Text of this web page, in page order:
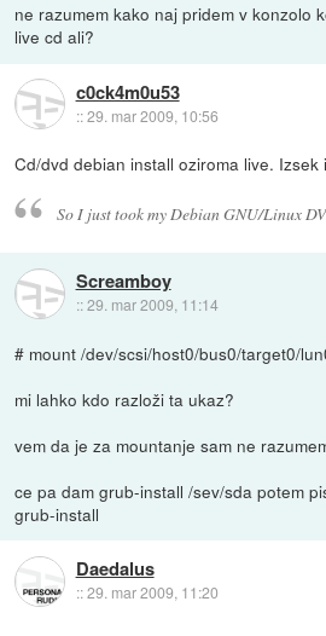
ne razumem kako naj pridem v konzolo
live cd ali?
c0ck4m0u53
::29. mar 2009, 10:56
Cd/dvd debian install oziroma live. Izsek
So I just took my Debian GNU/Linux
Screamboy
::29. mar 2009, 11:14
# mount /dev/scsi/host0/bus0/target0/
mi lahko kdo razloži ta ukaz?
vem da je za mountanje sam ne
ce pa dam grub-install /sev/sda potem
grub-install
Daedalus
::29. mar 2009, 11:20